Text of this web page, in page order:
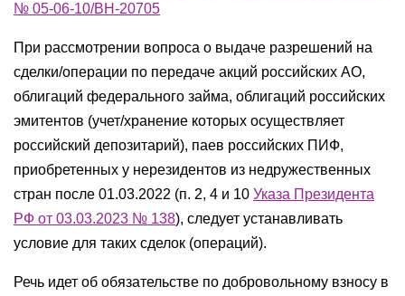
№ 05-06-10/ВН-20705
При рассмотрении вопроса о выдаче разрешений на
сделки/операции по передаче акций российских АО,
облигаций федерального займа, облигаций российских
эмитентов (учет/хранение которых осуществляет
российский депозитарий), паев российских ПИФ,
приобретенных у нерезидентов из недружественных
стран после 01.03.2022 (п. 2, 4 и 10 Указа Президента
РФ от 03.03.2023 № 138), следует устанавливать
условие для таких сделок (операций).
Речь идет об обязательстве по добровольному взносу в